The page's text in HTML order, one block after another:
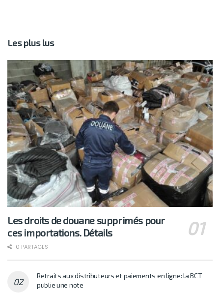
Les plus lus
Les droits de douane supprimés pour
ces importations. Détails
0 PARTAGES
Retraits aux distributeurs et paiements en ligne: la BCT
publie une note